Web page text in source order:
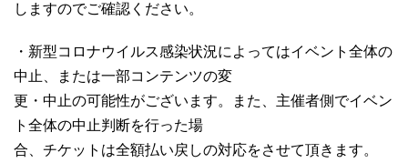
しますのでご確認ください。
・新型コロナウイルス感染状況によってはイベント全体の
中止、または一部コンテンツの変
更・中止の可能性がございます。また、主催者側でイベン
ト全体の中止判断を行った場
合、チケットは全額払い戻しの対応をさせて頂きます。